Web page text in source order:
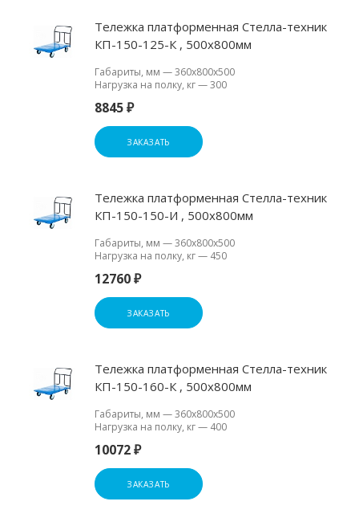
Тележка платформенная Стелла-техник
КП-150-125-К , 500х800мм
Габариты, мм —360х800х500
Нагрузка на полку, кг—300
8845 ₽
ЗАКАЗАТЬ
Тележка платформенная Стелла-техник
КП-150-150-И , 500х800мм
Габариты, мм —360х800х500
Нагрузка на полку, кг— 450
12760 ₽
ЗАКАЗАТЬ
Тележка платформенная Стелла-техник
КП-150-160-К , 500х800мм
Габариты, мм —360х800х500
Нагрузка на полку, кг— 400
10072 ₽
ЗАКАЗАТЬ